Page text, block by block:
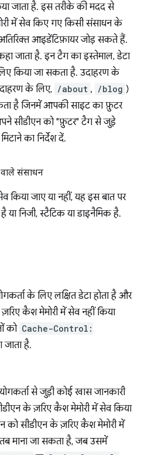
जाता है. इस तरीके की मदद से
में सेव किए गए किसी संसाधन के
आइडेंटिफ़ायर जोड़ सकते हैं.
जाता है. इन टैग का इस्तेमाल, डेटा
किया जा सकता है. उदाहरण के
के लिए, /about , /blog )
है जिनमें आपकी साइट का फ़ुटर
सीडीएन को "फ़ुटर" टैग से जुड़े
का निर्देश दें.
संसाधन
किया जाए या नहीं, यह इस बात पर
या निजी, स्टैटिक या डाइनैमिक है.
के लिए लक्षित डेटा होता है और
कैश मेमोरी में सेव नहीं किया
को Cache-Control:
जाता है.
से जुड़ी कोई खास जानकारी
के ज़रिए कैश मेमोरी में सेव किया
को सीडीएन के ज़रिए कैश मेमोरी में
माना जा सकता है, जब उसमें